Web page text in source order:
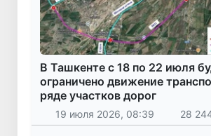
В Ташкенте с 18 по 22 июля
ограничено движение
ряде участков дорог
19 июля 2026, 08:39 28